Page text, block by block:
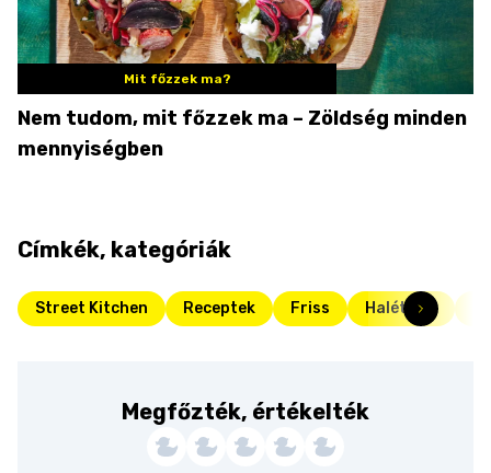
Mit főzzek ma?
Nem tudom, mit főzzek ma – Zöldség minden
mennyiségben
Címkék, kategóriák
Street Kitchen Receptek Friss Halételek
Megfőzték, értékelték